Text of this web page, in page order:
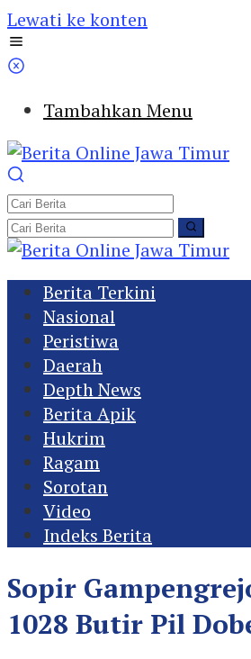
Lewati ke konten
Tambahkan Menu
Berita Terkini
Nasional
Peristiwa
Daerah
Depth News
Berita Apik
Hukrim
Ragam
Sorotan
Video
Indeks Berita
Sopir
1028 Butir Pil